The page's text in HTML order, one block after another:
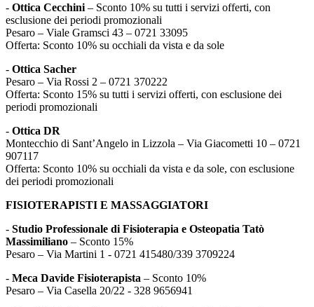
- Ottica Cecchini – Sconto 10% su tutti i servizi offerti, con
esclusione dei periodi promozionali
Pesaro – Viale Gramsci 43 – 0721 33095
Offerta: Sconto 10% su occhiali da vista e da sole
- Ottica Sacher
Pesaro – Via Rossi 2 – 0721 370222
Offerta: Sconto 15% su tutti i servizi offerti, con esclusione dei
periodi promozionali
- Ottica DR
Montecchio di Sant’Angelo in Lizzola – Via Giacometti 10 – 0721
907117
Offerta: Sconto 10% su occhiali da vista e da sole, con esclusione
dei periodi promozionali
FISIOTERAPISTI E MASSAGGIATORI
- Studio Professionale di Fisioterapia e Osteopatia Tatò
Massimiliano – Sconto 15%
Pesaro – Via Martini 1 - 0721 415480/339 3709224
- Meca Davide Fisioterapista – Sconto 10%
Pesaro – Via Casella 20/22 - 328 9656941